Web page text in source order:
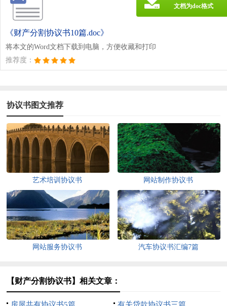
《财产分割协议书10篇.doc》
将本文的Word文档下载到电脑，方便收藏和打印
推荐度：
文档为doc格式
协议书图文推荐
艺术培训协议书 网站制作协议书
网站服务协议书 汽车协议书汇编7篇
【财产分割协议书】相关文章：
房屋共有协议书5篇 有关贷款协议书三篇